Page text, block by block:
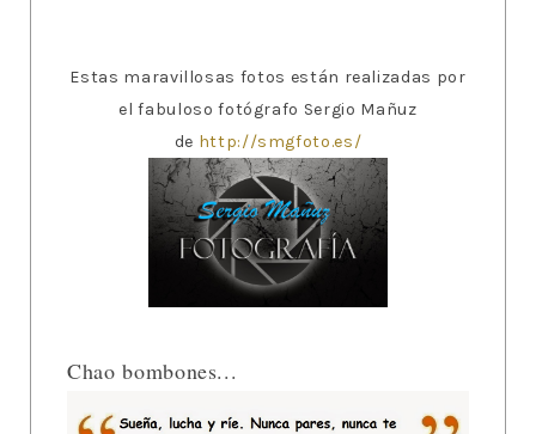
Estas maravillosas fotos están realizadas por
el fabuloso fotógrafo Sergio Mañuz
de http://smgfoto.es/
Chao bombones...